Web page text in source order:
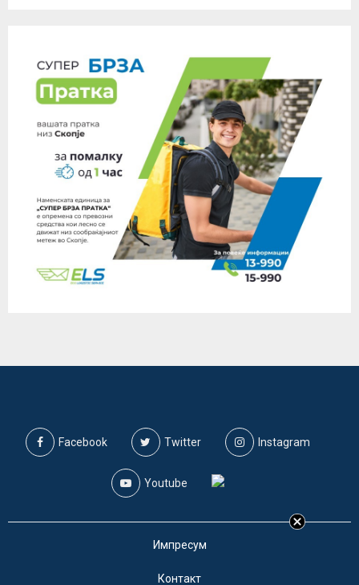
Facebook Twitter Instagram
Youtube
Импресум
Контакт